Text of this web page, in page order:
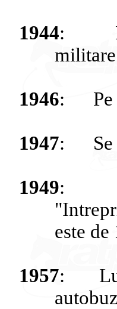
1944:
militare
1946: Pe
1947: Se
1949:
"
este de
1957: